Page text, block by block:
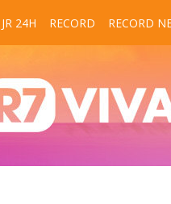
JR 24H RECORD RECORD